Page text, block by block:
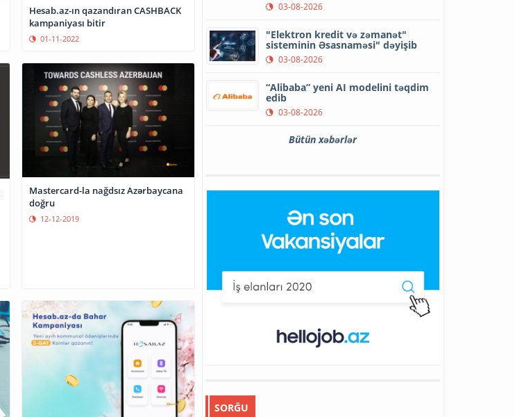
Hesab.az-ın qazandıran CASHBACK
kampaniyası bitir
01-11-2022
Mastercard-la nağdsız Azərbaycana
doğru
12-12-2019
03-08-2026
"Elektron kredit və zəmanət"
sisteminin Əsasnaməsi" dəyişib
03-08-2026
“Alibaba” yeni AI modelini təqdim
edib
03-08-2026
Bütün xəbərlər
SORĞU